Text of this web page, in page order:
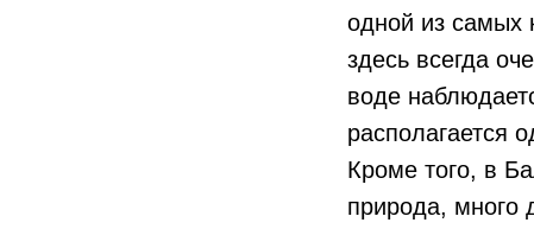
одной из самых
здесь всегда
воде
располагается
Кроме того, в
природа, много